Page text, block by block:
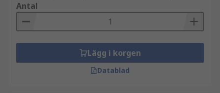
Antal
Lägg i korgen
Datablad